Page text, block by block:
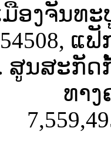
ອງຈັນທະ
ແຟັ
ສູນສະກັ
ທາງ